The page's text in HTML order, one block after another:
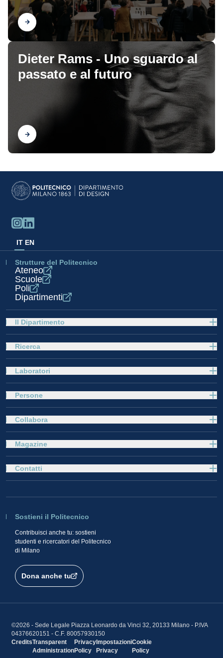
Scopri
Dieter Rams - Uno sguardo al
passato e al futuro
Scopri
IT EN
Strutture del Politecnico
Ateneo
Scuole
Poli
Dipartimenti
Il Dipartimento
Ricerca
Laboratori
Persone
Collabora
Magazine
Sostieni il Politecnico
Contribuisci anche tu: sostieni
studenti e ricercatori del Politecnico
di Milano
Dona anche tu
Contatti
©2026 - Sede Legale Piazza Leonardo da Vinci 32, 20133 Milano - P.IVA
04376620151 - C.F. 80057930150
CreditsTransparent
Administration
Privacy
Policy
Impostazioni
Privacy
Cookie
Policy